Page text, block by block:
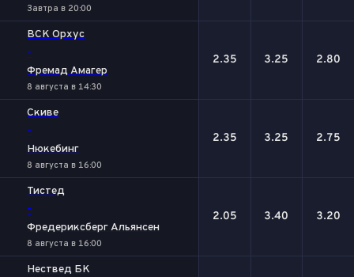
Завтра в 20:00
ВСК Орхус
-
Фремад Амагер
8 августа в 14:30
2.35 3.25 2.80
Скиве
-
Нюкебинг
8 августа в 16:00
2.35 3.25 2.75
Тистед
-
Фредериксберг Альянсен
8 августа в 16:00
2.05 3.40 3.20
Нествед БK